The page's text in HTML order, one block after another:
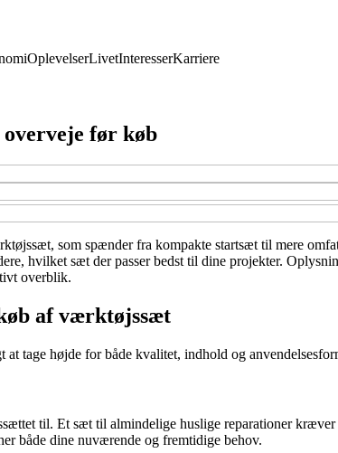
OplevelserLivetInteresserKarriere
før køb
som spænder fra kompakte startsæt til mere
hvilket sæt der passer bedst til dine projekter.
overblik.
af værktøjssæt
tage højde for både kvalitet, indhold og
til. Et sæt til almindelige huslige reparationer
både dine nuværende og fremtidige behov.